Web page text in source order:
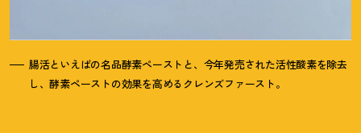
腸活といえばの名品酵素ペーストと、今年発売された活性酸素を除去
し、酵素ペーストの効果を高めるクレンズファースト。